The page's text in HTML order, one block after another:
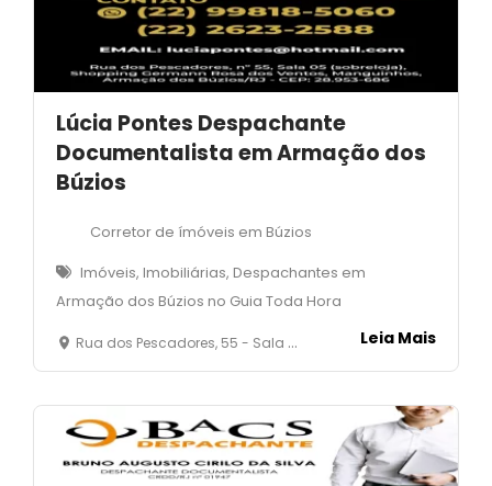
Lúcia Pontes Despachante
Documentalista em Armação dos
Búzios
Corretor de ímóveis em Búzios
Imóveis, Imobiliárias, Despachantes em
Armação dos Búzios no Guia Toda Hora
Rua dos Pescadores, 55 - Sala 05 - Manguinhos - Armação dos Búzios Leia Mais